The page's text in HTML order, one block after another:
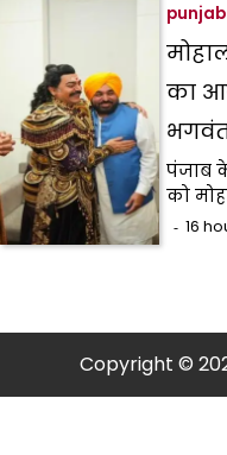
punjab
का
पंजाब
को
16
Copyright ©